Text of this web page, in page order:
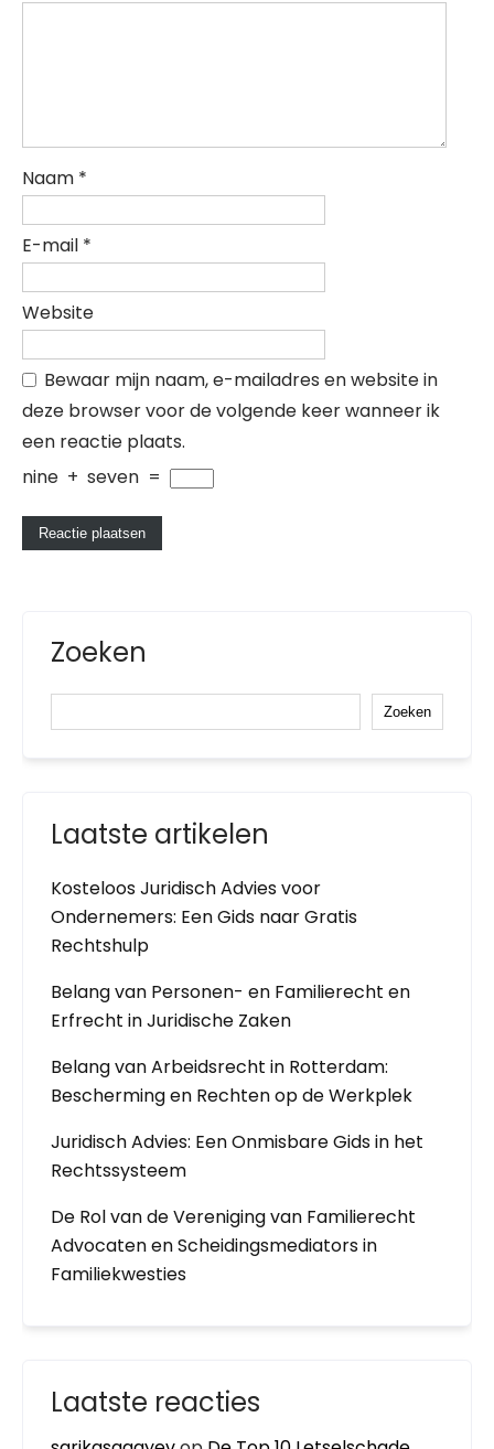
Naam *
E-mail *
Website
Bewaar mijn naam, e-mailadres en website in
deze browser voor de volgende keer wanneer ik
een reactie plaats.
nine + seven =
Zoeken
Zoeken
Laatste artikelen
Kosteloos Juridisch Advies voor
Ondernemers: Een Gids naar Gratis
Rechtshulp
Belang van Personen- en Familierecht en
Erfrecht in Juridische Zaken
Belang van Arbeidsrecht in Rotterdam:
Bescherming en Rechten op de Werkplek
Juridisch Advies: Een Onmisbare Gids in het
Rechtssysteem
De Rol van de Vereniging van Familierecht
Advocaten en Scheidingsmediators in
Familiekwesties
Laatste reacties